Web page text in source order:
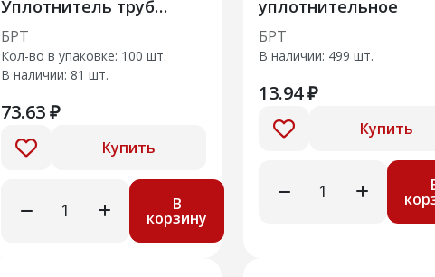
Уплотнитель труб
радиатора отопителя в
сборе
БРТ
Кол-во в упаковке: 100 шт.
В наличии: 81 шт.
73.63 ₽
Купить
В
корзину
уплотнительное
БРТ
В наличии: 499 шт.
13.94 ₽
Купить